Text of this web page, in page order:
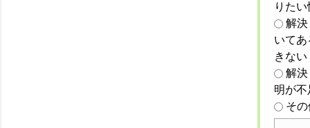
りた
解
いて
きない
解
明が
そ